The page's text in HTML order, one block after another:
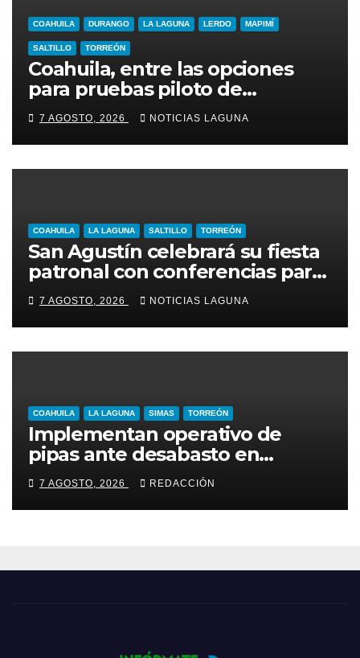
COAHUILA DURANGO LA LAGUNA LERDO MAPIMÍ
SALTILLO TORREÓN
Coahuila, entre las opciones
para pruebas piloto de
extracción de gas
7 AGOSTO, 2026 NOTICIAS LAGUNA
COAHUILA LA LAGUNA SALTILLO TORREÓN
San Agustín celebrará su fiesta
patronal con conferencias para
jóvenes y familias
7 AGOSTO, 2026 NOTICIAS LAGUNA
COAHUILA LA LAGUNA SIMAS TORREÓN
Implementan operativo de
pipas ante desabasto en
Torreón
7 AGOSTO, 2026 REDACCIÓN